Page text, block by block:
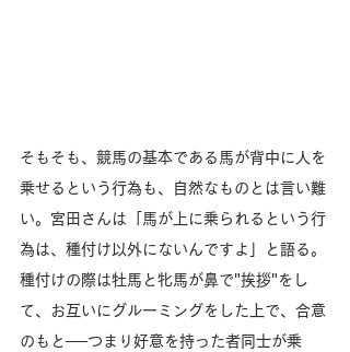
そもそも、競馬の基本である馬が背中に人を
乗せるという行為も、自然なものとは言い難
い。宮田さんは「馬が上に乗られるという行
為は、種付け以外にないんですよ」と語る。
種付けの際は牡馬と牝馬が鼻で"挨拶"をし
て、お互いにグルーミングをした上で、合意
のもと──つまり好意を持った者同士が乗